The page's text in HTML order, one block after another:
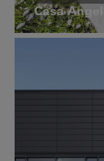
Julkisivut
Casa